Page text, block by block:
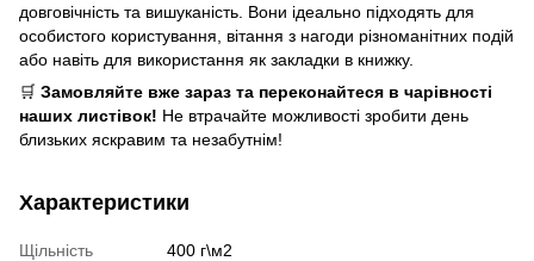
довговічність та вишуканість. Вони ідеально підходять для
особистого користування, вітання з нагоди різноманітних подій
або навіть для використання як закладки в книжку.
🛒 Замовляйте вже зараз та переконайтеся в чарівності
наших листівок! Не втрачайте можливості зробити день
близьких яскравим та незабутнім!
Характеристики
Щільність
400 г\м2